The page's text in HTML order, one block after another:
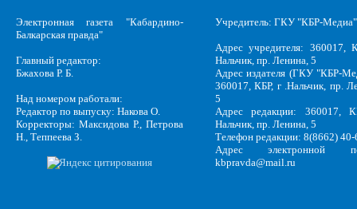
Электронная газета "Кабардино-
Балкарская правда"
Главный редактор:
Бжахова Р. Б.
Над номером работали:
Редактор по выпуску: Накова О.
Корректоры: Максидова Р., Петрова
Н., Теппеева З.
Учредитель: ГКУ "КБР-Медиа"
Адрес учредителя: 360017,
Нальчик, пр. Ленина, 5
Адрес издателя (ГКУ "КБР-
360017, КБР, г .Нальчик, пр.
5
Адрес редакции: 360017,
Нальчик, пр. Ленина, 5
Телефон редакции: 8(8662)
Адрес электронной
kbpravda@mail.ru